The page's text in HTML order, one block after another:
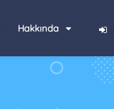
Hakkında